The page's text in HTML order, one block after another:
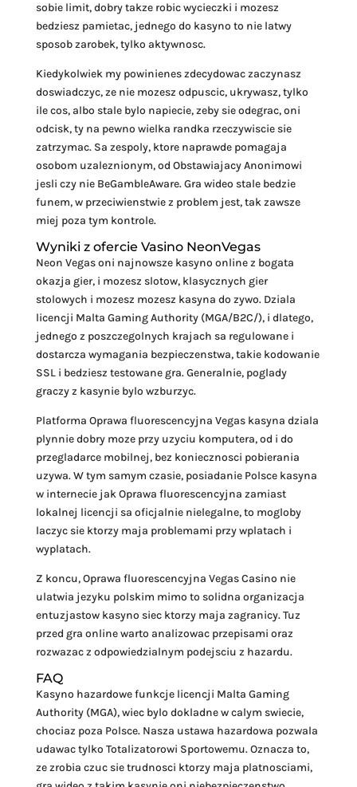
sobie limit, dobry takze robic wycieczki i mozesz
bedziesz pamietac, jednego do kasyno to nie latwy
sposob zarobek, tylko aktywnosc.
Kiedykolwiek my powinienes zdecydowac zaczynasz
doswiadczyc, ze nie mozesz odpuscic, ukrywasz, tylko
ile cos, albo stale bylo napiecie, zeby sie odegrac, oni
odcisk, ty na pewno wielka randka rzeczywiscie sie
zatrzymac. Sa zespoly, ktore naprawde pomagaja
osobom uzaleznionym, od Obstawiajacy Anonimowi
jesli czy nie BeGambleAware. Gra wideo stale bedzie
funem, w przeciwienstwie z problem jest, tak zawsze
miej poza tym kontrole.
Wyniki z ofercie Vasino NeonVegas
Neon Vegas oni najnowsze kasyno online z bogata
okazja gier, i mozesz slotow, klasycznych gier
stolowych i mozesz mozesz kasyna do zywo. Dziala
licencji Malta Gaming Authority (MGA/B2C/), i dlatego,
jednego z poszczegolnych krajach sa regulowane i
dostarcza wymagania bezpieczenstwa, takie kodowanie
SSL i bedziesz testowane gra. Generalnie, poglady
graczy z kasynie bylo wzburzyc.
Platforma Oprawa fluorescencyjna Vegas kasyna dziala
plynnie dobry moze przy uzyciu komputera, od i do
przegladarce mobilnej, bez koniecznosci pobierania
uzywa. W tym samym czasie, posiadanie Polsce kasyna
w internecie jak Oprawa fluorescencyjna zamiast
lokalnej licencji sa oficjalnie nielegalne, to mogloby
laczyc sie ktorzy maja problemami przy wplatach i
wyplatach.
Z koncu, Oprawa fluorescencyjna Vegas Casino nie
ulatwia jezyku polskim mimo to solidna organizacja
entuzjastow kasyno siec ktorzy maja zagranicy. Tuz
przed gra online warto analizowac przepisami oraz
rozwazac z odpowiedzialnym podejsciu z hazardu.
FAQ
Kasyno hazardowe funkcje licencji Malta Gaming
Authority (MGA), wiec bylo dokladne w calym swiecie,
chociaz poza Polsce. Nasza ustawa hazardowa pozwala
udawac tylko Totalizatorowi Sportowemu. Oznacza to,
ze zrobia czuc sie trudnosci ktorzy maja platnosciami,